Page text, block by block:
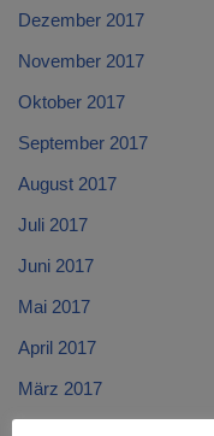
Dezember 2017
November 2017
Oktober 2017
September 2017
August 2017
Juli 2017
Juni 2017
Mai 2017
April 2017
März 2017